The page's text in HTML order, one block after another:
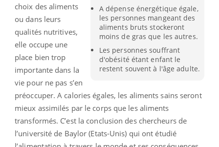
A dépense énergétique égale,
les personnes mangeant des
aliments bruts stockeront
moins de gras que les autres.
Les personnes souffrant
d'obésité étant enfant le
restent souvent à l'âge adulte.
choix des aliments
ou dans leurs
qualités nutritives,
elle occupe une
place bien trop
importante dans la
vie pour ne pas s’en
préoccuper. A calories égales, les aliments sains seront
mieux assimilés par le corps que les aliments
transformés. C’est la conclusion des chercheurs de
l’université de Baylor (Etats-Unis) qui ont étudié